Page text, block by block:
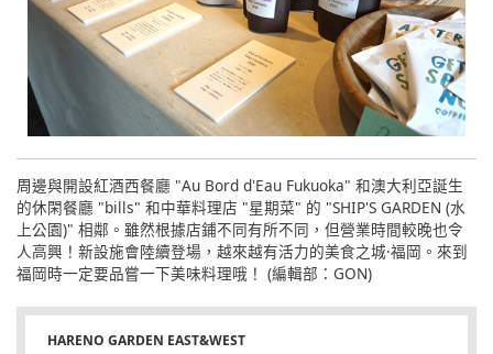
周邊與開設紅酒西餐廳 "Au Bord d'Eau Fukuoka" 和澳大利亞誕生
的休閑餐廳 "bills" 和中華料理店 "星期菜" 的 "SHIP'S GARDEN (水
上公園)" 相鄰。雖然根據店鋪不同有所不同，但營業時間較晚也令
人高興！新設施會陸續登場，越來越有活力的美食之城·福岡。來到
福岡時一定要品嘗一下美味料理哦！ (編輯部：GON)
HARENO GARDEN EAST&WEST